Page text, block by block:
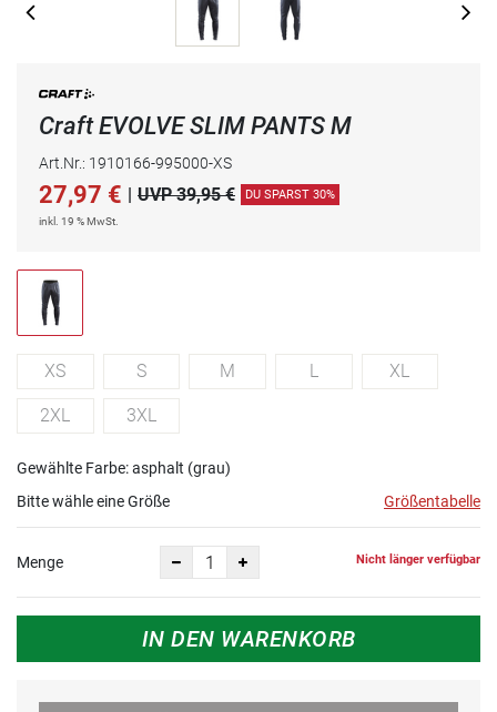
Craft EVOLVE SLIM PANTS M
Art.Nr.: 1910166-995000-XS
27,97 € | UVP 39,95 € DU SPARST 30%
inkl. 19 % MwSt.
XS S M L XL
2XL 3XL
Gewählte Farbe: asphalt (grau)
Bitte wähle eine Größe
Größentabelle
Menge Nicht länger verfügbar
IN DEN WARENKORB